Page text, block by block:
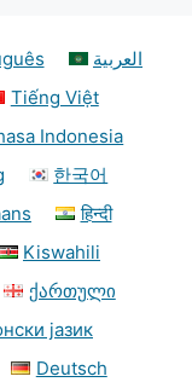
العربية
Tiếng Việt
Indonesia
한국어
हिन्दी
Kiswahili
ქართული
јазик
Deutsch